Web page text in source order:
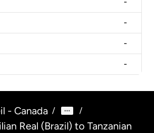
-
-
-
-
- Canada / /
Real (Brazil) to Tanzanian